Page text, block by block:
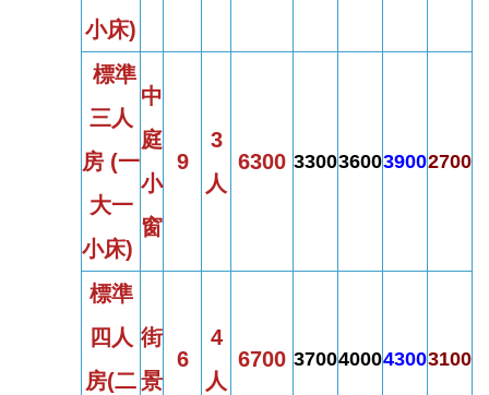
小床)
標準
三人
房 (一
大一
小床)
中
庭
小
窗
9
3
人
6300 3300360039002700
標準
四人
房(二
街
景
6
4
人
6700 3700400043003100